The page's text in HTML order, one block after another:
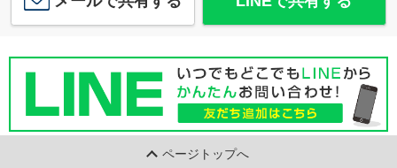
ページトップへ